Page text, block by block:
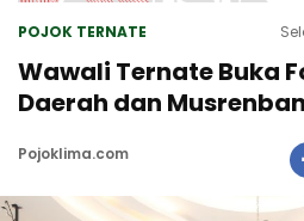
POJOK TERNATE
Wawali Ternate Buka
Daerah dan
Pojoklima.com